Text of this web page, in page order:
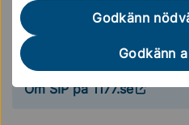
Godkänn
Godkänn
hur planen ska följas upp.
Källa
Om SIP på 1177.se